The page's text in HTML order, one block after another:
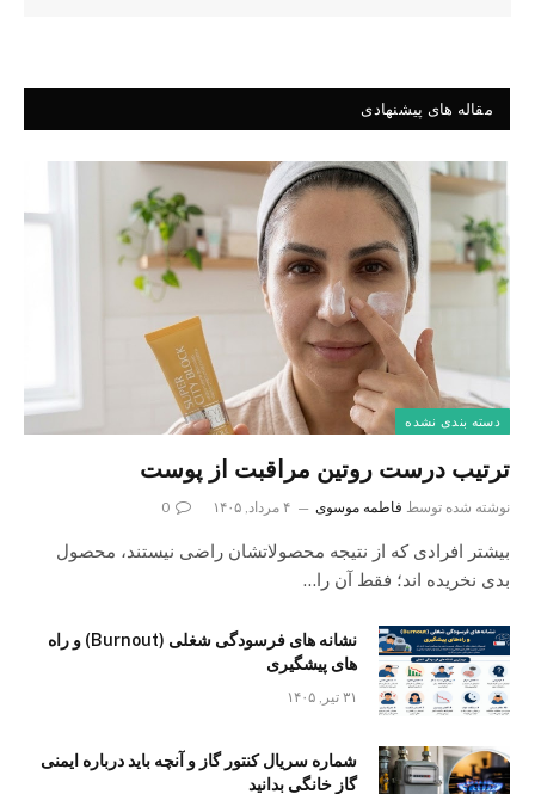
مقاله های پیشنهادی
دسته بندی نشده
ترتیب درست روتین مراقبت از پوست
نوشته شده توسط فاطمه موسوی ۴ مرداد, ۱۴۰۵ 0
بیشتر افرادی که از نتیجه محصولاتشان راضی نیستند، محصول
بدی نخریده اند؛ فقط آن را…
نشانه های فرسودگی شغلی (Burnout) و راه
های پیشگیری
۳۱ تیر, ۱۴۰۵
شماره سریال کنتور گاز و آنچه باید درباره ایمنی
گاز خانگی بدانید